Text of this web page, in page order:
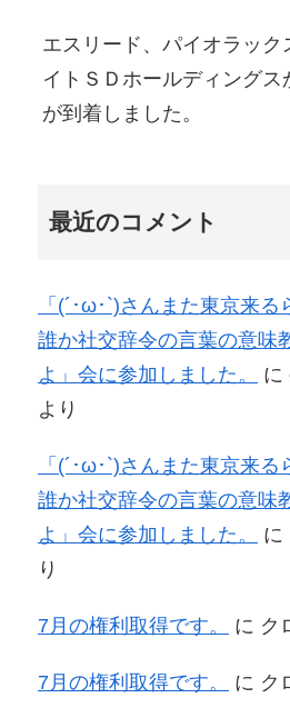
エスリード、パイオラック
イトＳＤホールディングス
が到着しました。
最近のコメント
「(´･ω･`)さんまた東京来る
誰か社交辞令の言葉の意味
よ」会に参加しました。
に
より
「(´･ω･`)さんまた東京来る
誰か社交辞令の言葉の意味
よ」会に参加しました。
に
り
7月の権利取得です。 に ク
7月の権利取得です。 に ク